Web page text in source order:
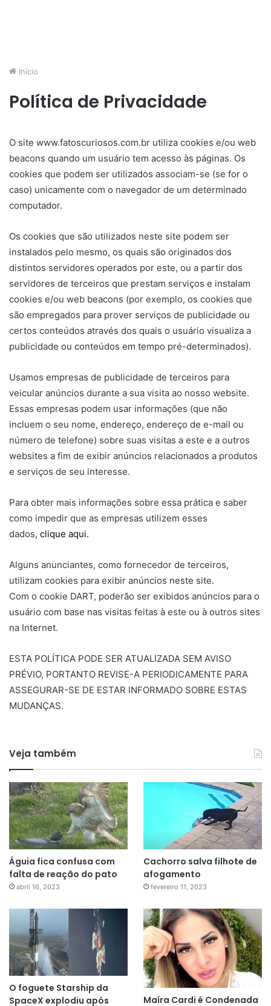
Início
Política de Privacidade
O site www.fatoscuriosos.com.br utiliza cookies e/ou web
beacons quando um usuário tem acesso às páginas. Os
cookies que podem ser utilizados associam-se (se for o
caso) unicamente com o navegador de um determinado
computador.
Os cookies que são utilizados neste site podem ser
instalados pelo mesmo, os quais são originados dos
distintos servidores operados por este, ou a partir dos
servidores de terceiros que prestam serviços e instalam
cookies e/ou web beacons (por exemplo, os cookies que
são empregados para prover serviços de publicidade ou
certos conteúdos através dos quais o usuário visualiza a
publicidade ou conteúdos em tempo pré-determinados).
Usamos empresas de publicidade de terceiros para
veicular anúncios durante a sua visita ao nosso website.
Essas empresas podem usar informações (que não
incluem o seu nome, endereço, endereço de e-mail ou
número de telefone) sobre suas visitas a este e a outros
websites a fim de exibir anúncios relacionados a produtos
e serviços de seu interesse.
Para obter mais informações sobre essa prática e saber
como impedir que as empresas utilizem esses
dados, clique aqui.
Alguns anunciantes, como fornecedor de terceiros,
utilizam cookies para exibir anúncios neste site.
Com o cookie DART, poderão ser exibidos anúncios para o
usuário com base nas visitas feitas à este ou à outros sites
na Internet.
ESTA POLÍTICA PODE SER ATUALIZADA SEM AVISO
PRÉVIO, PORTANTO REVISE-A PERIODICAMENTE PARA
ASSEGURAR-SE DE ESTAR INFORMADO SOBRE ESTAS
MUDANÇAS.
Veja também
Águia fica confusa com
falta de reação do pato
abril 16, 2023
Cachorro salva filhote de
afogamento
fevereiro 11, 2023
O foguete Starship da
SpaceX explodiu após
Maíra Cardi é Condenada